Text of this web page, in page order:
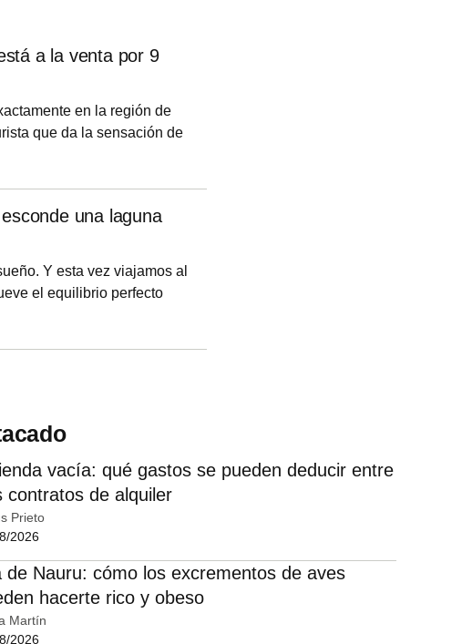
a la venta por 9
en la región de
que da la sensación de
Esta exclusiva vivienda
una laguna
Y esta vez viajamos al
el equilibrio perfecto
que cuenta con un
vacía: qué gastos se pueden deducir entre
contratos de alquiler
Prieto
2026
de Nauru: cómo los excrementos de aves
hacerte rico y obeso
Martín
2026